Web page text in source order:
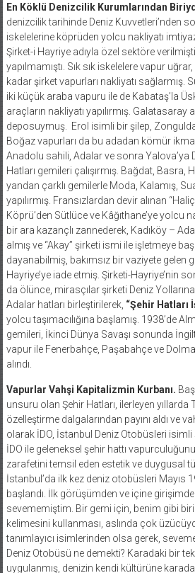
denizcilik tarihinde Deniz Kuvvetleri’nden
iskelelerine köprüden yolcu nakliyatı
Şirket-i Hayriye adıyla özel sektöre
yapılmamıştı. Sık sık iskelelere vapur
kadar şirket vapurları nakliyatı sağlarmış.
iki küçük araba vapuru ile de Kabataş’la
araçların nakliyatı yapılırmış. Galatasaray
deposuymuş. Erol isimli bir şilep,
Boğaz vapurları da bu adadan kömür
Anadolu sahili, Adalar ve sonra Yalova’ya
Hatları gemileri çalışırmış. Bağdat, Basra,
yandan çarklı gemilerle Moda, Kalamış,
yapılırmış. Fransızlardan devir alınan
Köprü’den Sütlüce ve Kâğıthane’ye yolcu
bir ara kazançlı zannederek, Kadıköy –
almış ve “Akay” şirketi ismi ile işletmeye
dayanabilmiş, bakımsız bir vaziyete gelen
Hayriye’ye iade etmiş. Şirketi-Hayriye’nin
da ölünce, mirasçılar şirketi Deniz
Adalar hatları birleştirilerek,“Şehir Hatları
yolcu taşımacılığına başlamış. 1938’de
gemileri, İkinci Dünya Savaşı sonunda
vapur ile Fenerbahçe, Paşabahçe ve
alındı.
unsuru olan Şehir Hatları, ilerleyen yıllarda
özelleştirme dalgalarından payını aldı ve
olarak İDO, İstanbul Deniz Otobüsleri
İDO ile geleneksel şehir hattı
zarafetini temsil eden estetik ve duygusal
İstanbul’da ilk kez deniz otobüsleri Mayıs
başlandı. İlk görüşümden ve içine
sevememiştim. Bir gemi için, benim gibi
kelimesini kullanması, aslında çok
tanımlayıcı isimlerinden olsa gerek,
Deniz Otobüsü ne demekti? Karadaki bir
uygulanmış, denizin kendi kültürüne